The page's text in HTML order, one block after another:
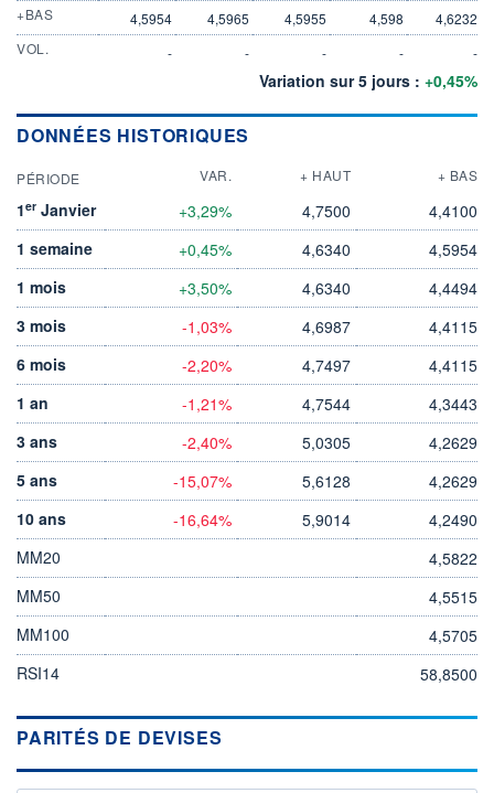
+BAS
4,5954 4,5965 4,5955 4,598
4,6232
VOL.
- - - - -
Variation sur 5 jours : +0,45%
DONNÉES HISTORIQUES
PÉRIODE VAR. + HAUT + BAS
1er Janvier +3,29% 4,7500
4,4100
1 semaine
+0,45% 4,6340
4,5954
1 mois
+3,50% 4,6340
4,4494
3 mois
-1,03% 4,6987
4,4115
6 mois
-2,20% 4,7497
4,4115
1 an
-1,21% 4,7544
4,3443
3 ans
-2,40% 5,0305
4,2629
5 ans
-15,07% 5,6128
4,2629
10 ans
-16,64% 5,9014
4,2490
MM20
4,5822
MM50
4,5515
MM100
4,5705
RSI14
58,8500
PARITÉS DE DEVISES